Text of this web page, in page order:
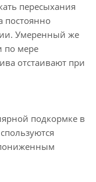
пересыхания
постоянно
Умеренный же
по мере
отстаивают при
подкормке в